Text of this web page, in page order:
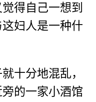
得自己一想到
妇人是一种什
十分地混乱，
的一家小酒馆